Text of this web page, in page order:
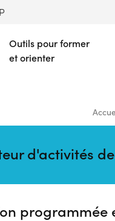
Outils pour former
et orienter
d'activités
programmée